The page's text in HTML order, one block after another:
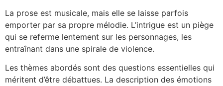
La prose est musicale, mais elle se laisse parfois
emporter par sa propre mélodie. L’intrigue est un piège
qui se referme lentement sur les personnages, les
entraînant dans une spirale de violence.
Les thèmes abordés sont des questions essentielles qui
méritent d’être débattues. La description des émotions